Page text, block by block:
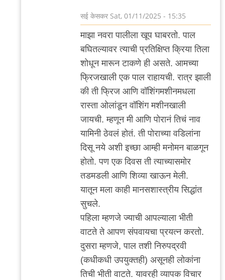
आले…
by
चिमणराव
सई केसकर Sat, 01/11/2025 - 15:35
reply
to
ही
घ्या!
बाजू
माझा नवरा पालीला खूप घाबरतो. पाल
बघितल्यावर त्याची प्रतिक्षिप्त क्रिया तिला
शोधून मारून टाकणे ही असते. आमच्या
फ्रिजखाली एक पाल राहायची. रात्र झाली
की ती फ्रिज आणि वॉशिंगमशीनमधला
रास्ता ओलांडून वॉशिंग मशीनखाली
जायची. म्हणून मी आणि पोरानं तिचं नाव
यामिनी ठेवलं होतं. ती पोराच्या वडिलांना
दिसू नये अशी इच्छा आम्ही मनोमन बाळगून
होतो. पण एक दिवस ती त्याच्यासमोर
तडमडली आणि शिव्या खाऊन मेली.
यातून मला काही मानसशास्त्रीय सिद्धांत
सुचले.
पहिला म्हणजे ज्याची आपल्याला भीती
वाटते ते आपण संपवायचा प्रयत्न करतो.
दुसरा म्हणजे, पाल तशी निरुपद्रवी
(कधीकधी उपयुक्तही) असूनही लोकांना
तिची भीती वाटते. यावरही व्यापक विचार